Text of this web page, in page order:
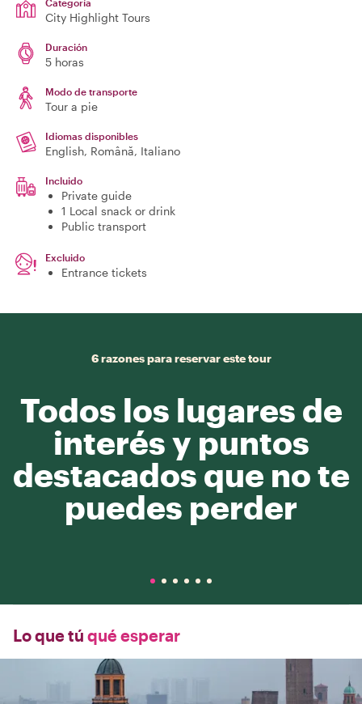
Categoría
City Highlight Tours
Duración
5 horas
Modo de transporte
Tour a pie
Idiomas disponibles
English, Română, Italiano
Incluido
Private guide
1 Local snack or drink
Public transport
Excluido
Entrance tickets
6 razones para reservar este tour
Todos los lugares de
interés y puntos
destacados que no te
puedes perder
Lo que tú qué esperar